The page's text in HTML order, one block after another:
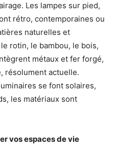
Les lampes sur pied,
rétro, contemporaines ou
naturelles et
rotin, le bambou, le bois,
métaux et fer forgé,
résolument actuelle.
se font solaires,
les matériaux sont
vos espaces de vie